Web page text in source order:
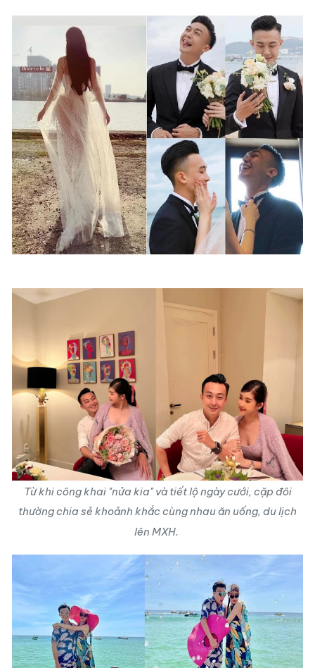
Từ khi công khai "nửa kia" và tiết lộ ngày cưới, cặp đôi
thường chia sẻ khoảnh khắc cùng nhau ăn uống, du lịch
lên MXH.